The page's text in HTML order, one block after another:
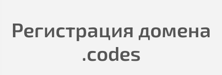
Регистрация домена
.codes